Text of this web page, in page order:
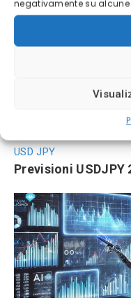
negativamente su
USD JPY
Previsioni USDJPY